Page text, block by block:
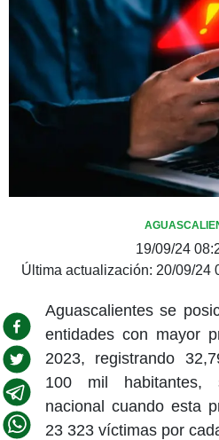
19/09/24
Última actualización: 20/09/24
Aguascalientes se
entidades con mayor
2023, registrando
100 mil habitantes,
nacional cuando esta
23 323 víctimas por